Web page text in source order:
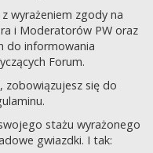
wyrażeniem zgody na
i Moderatorów PW oraz
do informowania
Forum.
zobowiązujesz się do
stażu wyrażonego
gwiazdki. I tak: